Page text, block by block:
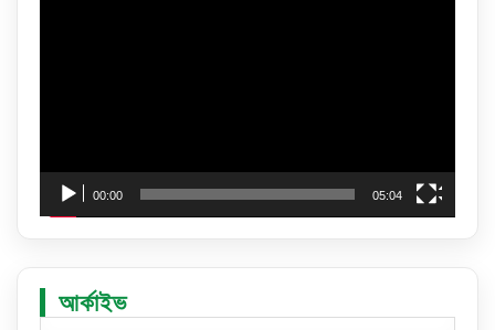
00:00 05:04
আর্কাইভ